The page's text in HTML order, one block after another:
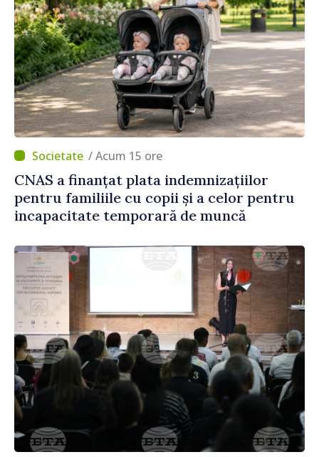
/ Acum 15 ore
CNAS a finanțat plata indemnizațiilor
pentru familiile cu copii și a celor pentru
incapacitate temporară de muncă